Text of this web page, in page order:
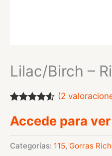
Lilac/Birch –
con4.50 de
5 en base
a
valoraciones
de
(2
Accede para
Categorías: 115, Gorras